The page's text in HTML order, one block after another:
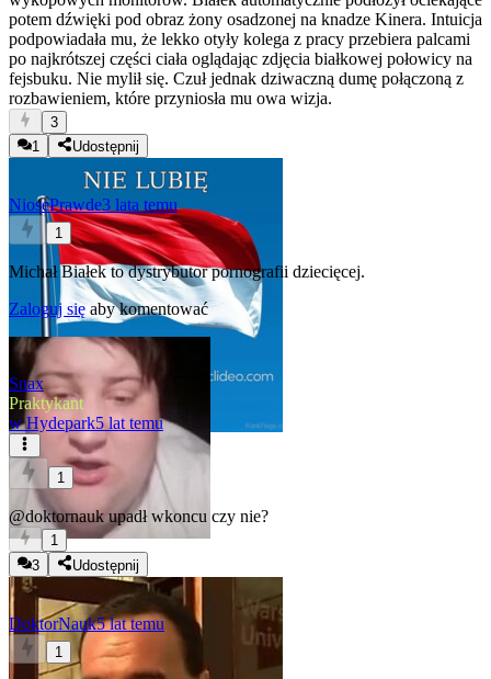
potem dźwięki pod obraz żony osadzonej na knadze Kinera. Intuicja
podpowiadała mu, że lekko otyły kolega z pracy przebiera palcami
po najkrótszej części ciała oglądając zdjęcia białkowej połowicy na
fejsbuku. Nie mylił się. Czuł jednak dziwaczną dumę połączoną z
rozbawieniem, które przyniosła mu owa wizja.
3
1
Udostępnij
NiosePrawde3 lata temu
1
Michał Białek to dystrybutor pornografii dziecięcej.
Zaloguj się aby komentować
Snax
Praktykant
w Hydepark5 lat temu
1
@doktornauk upadł wkoncu czy nie?
1
3
Udostępnij
DoktorNauk5 lat temu
1